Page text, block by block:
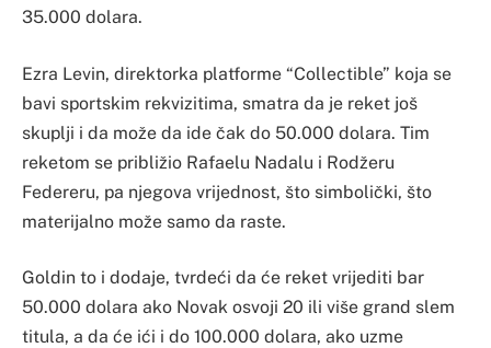
35.000 dolara.
Ezra Levin, direktorka platforme “Collectible” koja se
bavi sportskim rekvizitima, smatra da je reket još
skuplji i da može da ide čak do 50.000 dolara. Tim
reketom se približio Rafaelu Nadalu i Rodžeru
Federeru, pa njegova vrijednost, što simbolički, što
materijalno može samo da raste.
Goldin to i dodaje, tvrdeći da će reket vrijediti bar
50.000 dolara ako Novak osvoji 20 ili više grand slem
titula, a da će ići i do 100.000 dolara, ako uzme